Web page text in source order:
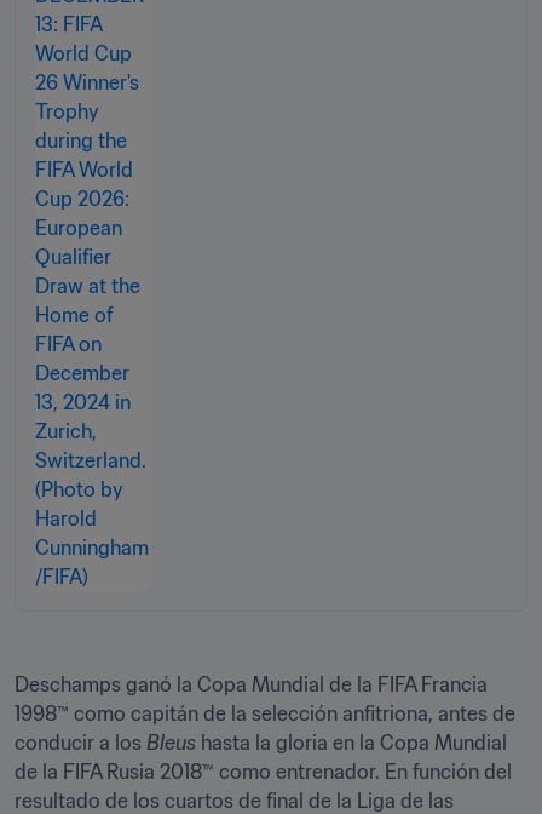
Deschamps ganó la Copa Mundial de la FIFA Francia
1998™ como capitán de la selección anfitriona, antes de
conducir a los Bleus hasta la gloria en la Copa Mundial
de la FIFA Rusia 2018™ como entrenador. En función del
resultado de los cuartos de final de la Liga de las